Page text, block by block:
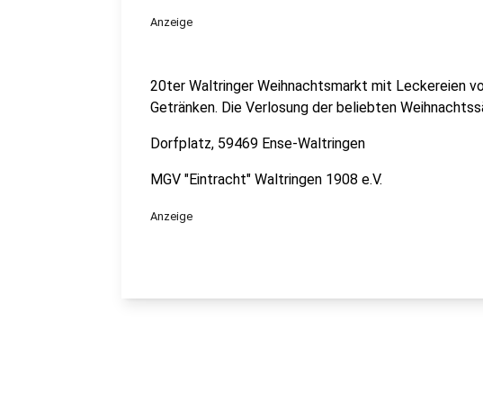
Anzeige
20ter Waltringer Weihnachtsmarkt mit Leckereien
Getränken. Die Verlosung der beliebten
Dorfplatz, 59469 Ense-Waltringen
MGV "Eintracht" Waltringen 1908 e.V.
Anzeige